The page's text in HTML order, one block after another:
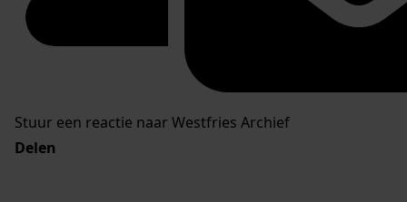
Stuur een reactie naar Westfries Archief
Delen